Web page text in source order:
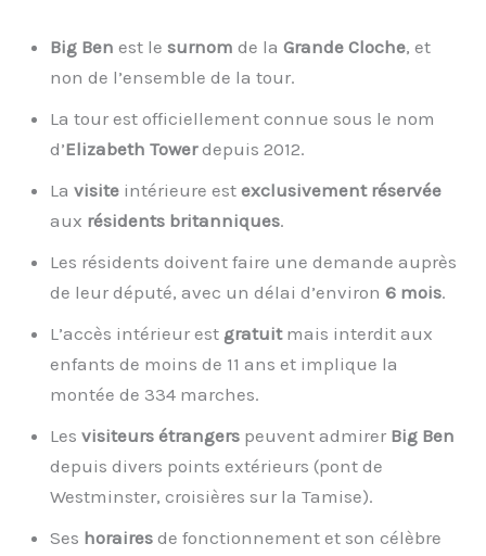
Big Ben est lesurnom de laGrande Cloche, et
non de l’ensemble de la tour.
La tour est officiellement connue sous le nom
d’Elizabeth Towerdepuis 2012.
Lavisite intérieure estexclusivement réservée
aux résidents britanniques.
Les résidents doivent faire une demande auprès
de leur député, avec un délai d’environ6 mois.
L’accès intérieur est gratuitmais interdit aux
enfants de moins de 11 ans et implique la
montée de 334 marches.
Lesvisiteurs étrangers peuvent admirer Big Ben
depuis divers points extérieurs (pont de
Westminster, croisières sur la Tamise).
Ses horaires de fonctionnement et son célèbre